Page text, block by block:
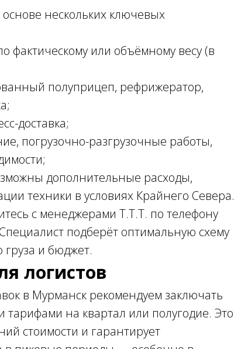
нескольких ключевых
фактическому или объёмному весу (в
полуприцеп, рефрижератор,
доставка;
погрузочно-разгрузочные работы,
дополнительные расходы,
техники в условиях Крайнего Севера.
с менеджерами Т.Т.Т. по телефону
подберёт оптимальную схему
груза и бюджет.
логистов
в Мурманск рекомендуем заключать
на квартал или полугодие. Это
стоимости и гарантирует